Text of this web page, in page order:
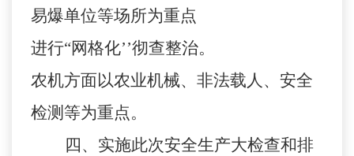
易爆单位等场所为重点
进行“网格化’’彻查整治。
农机方面以农业机械、非法载人、安全
检测等为重点。
四、实施此次安全生产大检查和排